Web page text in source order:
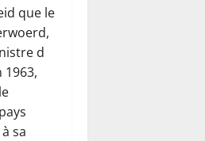
que le
d
1963,
sa